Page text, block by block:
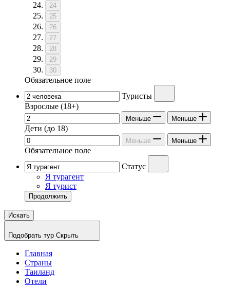
24
25
26
27
28
29
30
Обязательное поле
Туристы
Взрослые (18+)
Меньше Меньше
Дети (до 18)
Меньше Меньше
Обязательное поле
Статус
Я турагент
Я турист
Продолжить
Искать
Подобрать тур Скрыть
Главная
Страны
Таиланд
Отели